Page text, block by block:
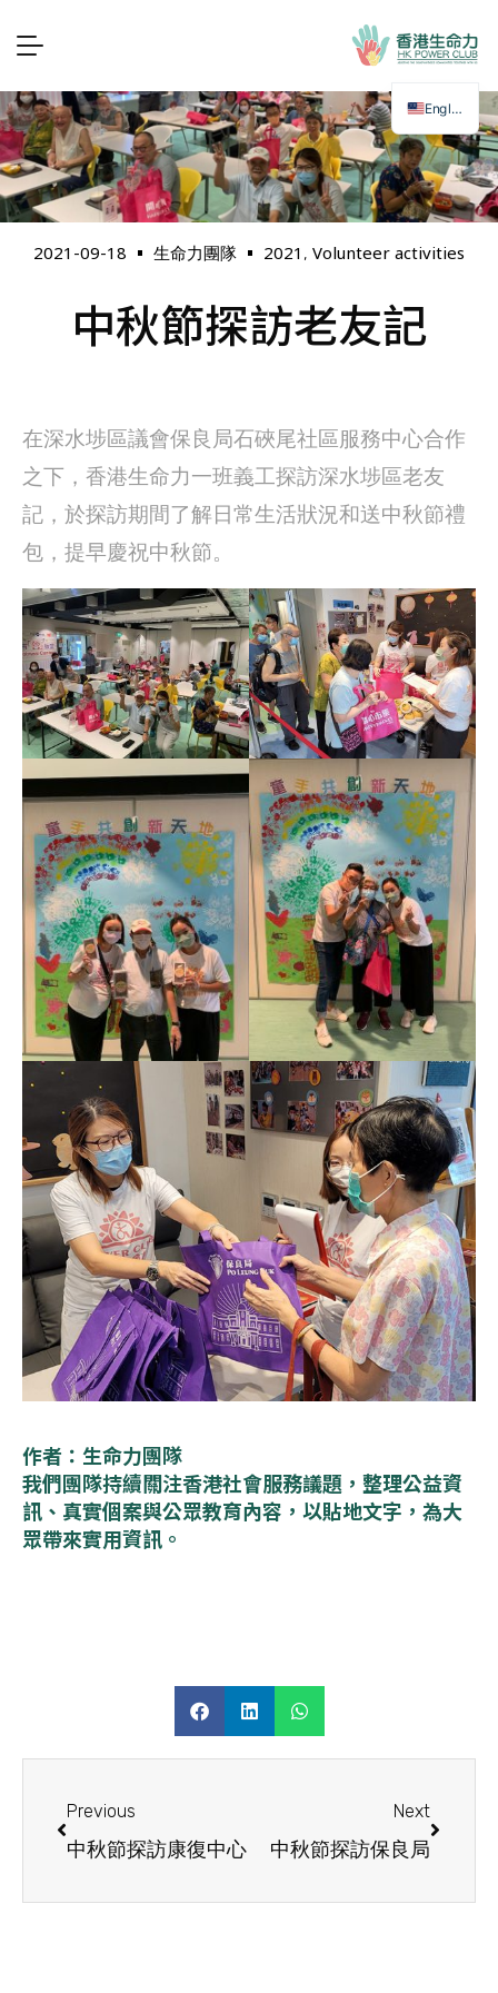
2021-09-18 生命力團隊 2021 , Volunteer activities
中秋節探訪老友記
在深水埗區議會保良局石硤尾社區服務中心合作
之下，香港生命力一班義工探訪深水埗區老友
記，於探訪期間了解日常生活狀況和送中秋節禮
包，提早慶祝中秋節。
作者：生命力團隊
我們團隊持續關注香港社會服務議題，整理公益資
訊、真實個案與公眾教育內容，以貼地文字，為大
眾帶來實用資訊。
Previous
中秋節探訪康復中心
Next
中秋節探訪保良局
English